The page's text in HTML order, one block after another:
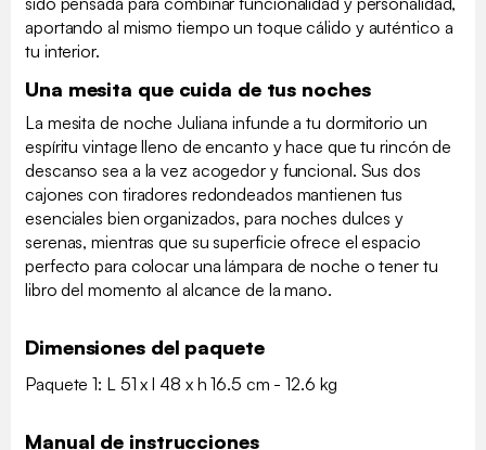
aportando al mismo tiempo un toque cálido y auténtico a
tu interior.
Una mesita que cuida de tus noches
La mesita de noche Juliana infunde a tu dormitorio un
espíritu vintage lleno de encanto y hace que tu rincón de
descanso sea a la vez acogedor y funcional. Sus dos
cajones con tiradores redondeados mantienen tus
esenciales bien organizados, para noches dulces y
serenas, mientras que su superficie ofrece el espacio
perfecto para colocar una lámpara de noche o tener tu
libro del momento al alcance de la mano.
Dimensiones del paquete
Paquete 1: L 51 x l 48 x h 16.5 cm - 12.6 kg
Manual de instrucciones